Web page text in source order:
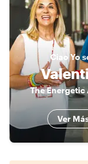
Ciao Yo
The Energetic
Ver